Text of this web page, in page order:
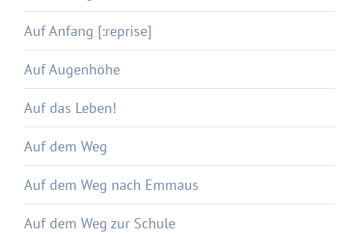
Auf Anfang [:reprise]
Auf Augenhöhe
Auf das Leben!
Auf dem Weg
Auf dem Weg nach Emmaus
Auf dem Weg zur Schule